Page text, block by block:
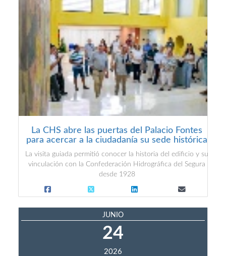
La CHS abre las puertas del Palacio Fontes
para acercar a la ciudadanía su sede histórica
La visita guiada permitió conocer la historia del edificio y su
vinculación con la Confederación Hidrográfica del Segura
desde 1928
JUNIO
24
2026